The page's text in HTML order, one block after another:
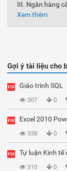
III. Ngân hàng
Xem thêm
Gợi ý tài liệu cho
Giáo trình SQL
307 0
Excel 2010
338 0
Tự luận Kinh tế
310 0